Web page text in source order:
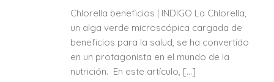
Chlorella beneficios | INDIGO La Chlorella,
un alga verde microscópica cargada de
beneficios para la salud, se ha convertido
en un protagonista en el mundo de la
nutrición. En este artículo, [...]